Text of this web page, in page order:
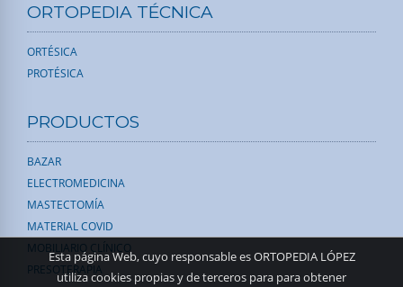
Esta página Web, cuyo responsable es ORTOPEDIA LÓPEZ
utiliza cookies propias y de terceros para para obtener
ORTOPEDIA TÉCNICA
ORTÉSICA
PROTÉSICA
PRODUCTOS
BAZAR
ELECTROMEDICINA
MASTECTOMÍA
MATERIAL COVID
MOBILIARIO CLÍNICO
PRESOTERAPIA